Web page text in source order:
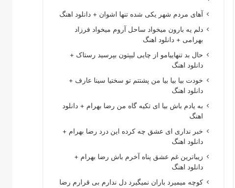
آهای مردم شهر یکی شده تنها اشوان + دانلود اهنگ
دلم یه بارون میخواد ساحل آروم میخواد فرزاد
بهرامی + دانلود اهنگ
حال بد تنهاییامو از چایی لیپتون بپرسید رستاک +
دانلود اهنگ
خودت بیا بیا بیا من پشتتم تو سختیا سینا عارف +
دانلود اهنگ
به یادم باش بیا ای تکیه گاه من رضا بهرام + دانلود
اهنگ
خبر نداری ای عشق چه کرده این درد رضا بهرام +
دانلود اهنگ
زیباترین غم عشق پناه آخرم باش رضا بهرام +
دانلود اهنگ
کوچه میمیرد باران نمیگیرد دل ندارم بی قرارم رضا